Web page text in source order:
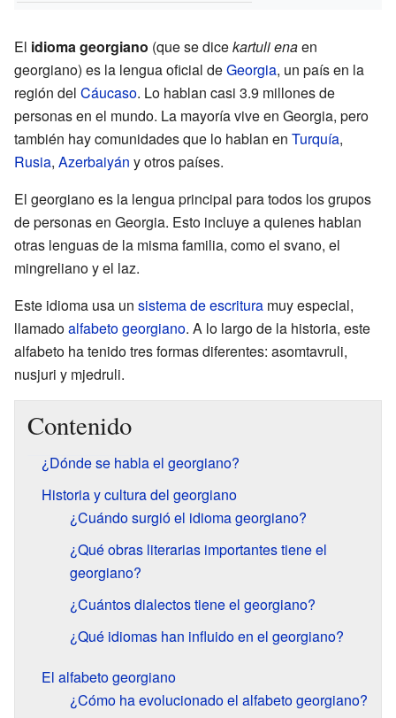
El idioma georgiano (que se dicekartuli enaen
georgiano) es la lengua oficial deGeorgia, un país en la
región del Cáucaso. Lo hablan casi 3.9 millones de
personas en el mundo. La mayoría vive en Georgia, pero
también hay comunidades que lo hablan en Turquía,
Rusia, Azerbaiyán y otros países.
El georgiano es la lengua principal para todos los grupos
de personas en Georgia. Esto incluye a quienes hablan
otras lenguas de la misma familia, como el svano, el
mingreliano y el laz.
Este idioma usa un sistema de escritura muy especial,
llamadoalfabeto georgiano. A lo largo de la historia, este
alfabeto ha tenido tres formas diferentes: asomtavruli,
nusjuri y mjedruli.
Contenido
¿Dónde se habla el georgiano?
Historia y cultura del georgiano
¿Cuándo surgió el idioma georgiano?
¿Qué obras literarias importantes tiene el
georgiano?
¿Cuántos dialectos tiene el georgiano?
¿Qué idiomas han influido en el georgiano?
El alfabeto georgiano
¿Cómo ha evolucionado el alfabeto georgiano?